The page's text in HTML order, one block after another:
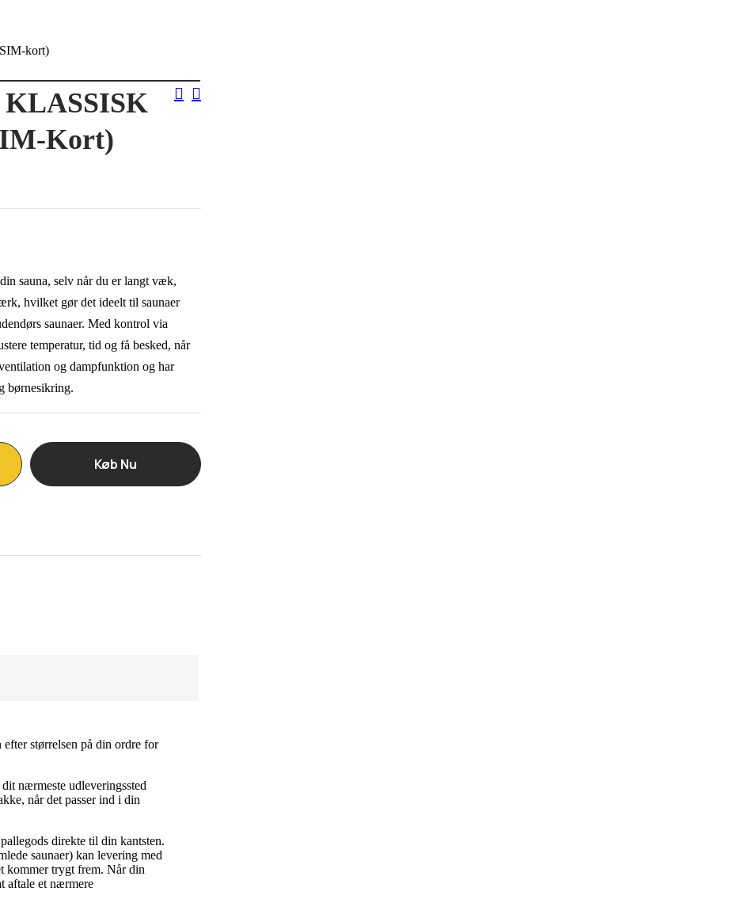
kort)
KLASSISK
Kort)
sauna, selv når du er langt væk,
hvilket gør det ideelt til saunaer
saunaer. Med kontrol via
temperatur, tid og få besked, når
og dampfunktion og har
børnesikring.
Køb Nu
størrelsen på din ordre for
nærmeste udleveringssted
når det passer ind i din
direkte til din kantsten.
saunaer) kan levering med
kommer trygt frem. Når din
aftale et nærmere